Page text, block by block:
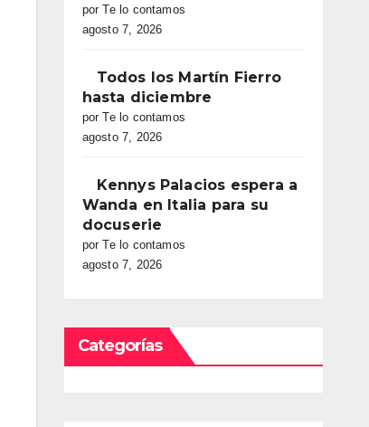
por Te lo contamos
agosto 7, 2026
Todos los Martín Fierro
hasta diciembre
por Te lo contamos
agosto 7, 2026
Kennys Palacios espera a
Wanda en Italia para su
docuserie
por Te lo contamos
agosto 7, 2026
Categorías